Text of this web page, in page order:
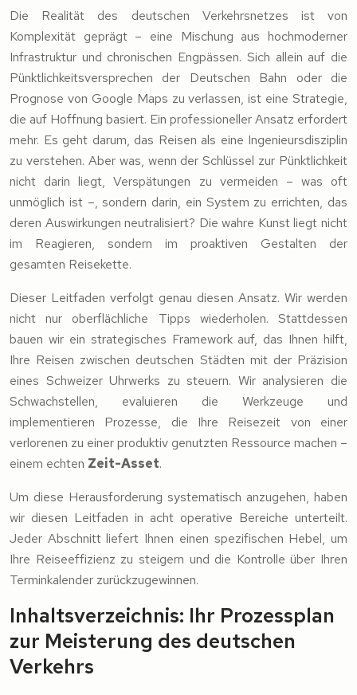
Die Realität des deutschen Verkehrsnetzes ist von
Komplexität geprägt – eine Mischung aus hochmoderner
Infrastruktur und chronischen Engpässen. Sich allein auf die
Pünktlichkeitsversprechen der Deutschen Bahn oder die
Prognose von Google Maps zu verlassen, ist eine Strategie,
die auf Hoffnung basiert. Ein professioneller Ansatz erfordert
mehr. Es geht darum, das Reisen als eine Ingenieursdisziplin
zu verstehen. Aber was, wenn der Schlüssel zur Pünktlichkeit
nicht darin liegt, Verspätungen zu vermeiden – was oft
unmöglich ist –, sondern darin, ein System zu errichten, das
deren Auswirkungen neutralisiert? Die wahre Kunst liegt nicht
im Reagieren, sondern im proaktiven Gestalten der
gesamten Reisekette.
Dieser Leitfaden verfolgt genau diesen Ansatz. Wir werden
nicht nur oberflächliche Tipps wiederholen. Stattdessen
bauen wir ein strategisches Framework auf, das Ihnen hilft,
Ihre Reisen zwischen deutschen Städten mit der Präzision
eines Schweizer Uhrwerks zu steuern. Wir analysieren die
Schwachstellen, evaluieren die Werkzeuge und
implementieren Prozesse, die Ihre Reisezeit von einer
verlorenen zu einer produktiv genutzten Ressource machen –
einem echten Zeit-Asset.
Um diese Herausforderung systematisch anzugehen, haben
wir diesen Leitfaden in acht operative Bereiche unterteilt.
Jeder Abschnitt liefert Ihnen einen spezifischen Hebel, um
Ihre Reiseeffizienz zu steigern und die Kontrolle über Ihren
Terminkalender zurückzugewinnen.
Inhaltsverzeichnis: Ihr Prozessplan
zur Meisterung des deutschen
Verkehrs